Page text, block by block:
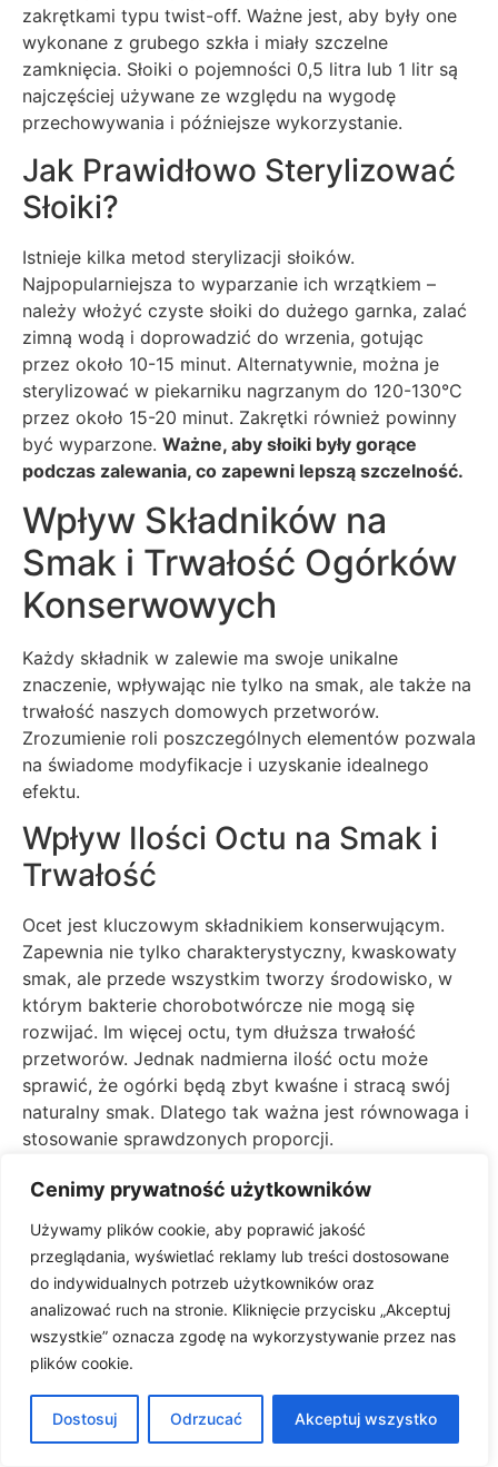
Cenimy prywatność użytkowników
Używamy plików cookie, aby poprawić jakość
przeglądania, wyświetlać reklamy lub treści dostosowane
do indywidualnych potrzeb użytkowników oraz
analizować ruch na stronie. Kliknięcie przycisku „Akceptuj
wszystkie” oznacza zgodę na wykorzystywanie przez nas
plików cookie.
Dostosuj Odrzucać Akceptuj wszystko
zakrętkami typu twist-off. Ważne jest, aby były one
wykonane z grubego szkła i miały szczelne
zamknięcia. Słoiki o pojemności 0,5 litra lub 1 litr są
najczęściej używane ze względu na wygodę
przechowywania i późniejsze wykorzystanie.
Jak Prawidłowo Sterylizować
Słoiki?
Istnieje kilka metod sterylizacji słoików.
Najpopularniejsza to wyparzanie ich wrzątkiem –
należy włożyć czyste słoiki do dużego garnka, zalać
zimną wodą i doprowadzić do wrzenia, gotując
przez około 10-15 minut. Alternatywnie, można je
sterylizować w piekarniku nagrzanym do 120-130°C
przez około 15-20 minut. Zakrętki również powinny
być wyparzone. Ważne, aby słoiki były gorące
podczas zalewania, co zapewni lepszą szczelność.
Wpływ Składników na
Smak i Trwałość Ogórków
Konserwowych
Każdy składnik w zalewie ma swoje unikalne
znaczenie, wpływając nie tylko na smak, ale także na
trwałość naszych domowych przetworów.
Zrozumienie roli poszczególnych elementów pozwala
na świadome modyfikacje i uzyskanie idealnego
efektu.
Wpływ Ilości Octu na Smak i
Trwałość
Ocet jest kluczowym składnikiem konserwującym.
Zapewnia nie tylko charakterystyczny, kwaskowaty
smak, ale przede wszystkim tworzy środowisko, w
którym bakterie chorobotwórcze nie mogą się
rozwijać. Im więcej octu, tym dłuższa trwałość
przetworów. Jednak nadmierna ilość octu może
sprawić, że ogórki będą zbyt kwaśne i stracą swój
naturalny smak. Dlatego tak ważna jest równowaga i
stosowanie sprawdzonych proporcji.
Ile Soli i Cukru Można Dodać
Więcej/Mniej?
Ilość soli i cukru można dostosować do własnych
preferencji. Zazwyczaj dodaje się około 50g soli i
160g cukru na 2 kg ogórków. Jeśli lubimy mniej słone
ogórki, możemy zmniejszyć ilość soli, ale
pamiętajmy, że sól również ma właściwości
tylko wpływa na smak, ale też pomaga w utrzymaniu